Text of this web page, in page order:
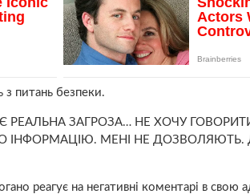
з питань безпеки.
ЗАГРОЗА… НЕ ХОЧУ
МЕНІ НЕ ДОЗВОЛЯЮТЬ.
реагує на негативні коментарі в свою